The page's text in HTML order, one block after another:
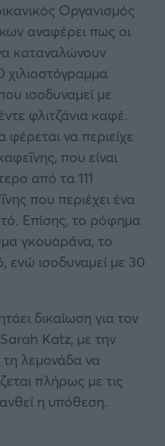
Οργανισμός
αναφέρει πως οι
καταναλώνουν
ισοδυναμεί με
φλιτζάνια καφέ.
φέρεται να περιείχε
που είναι
από τα 111
που περιέχει ένα
Επίσης, το ρόφημα
γκουαράνα, το
ενώ ισοδυναμεί με 30
δικαίωση για τον
Katz, με την
τη λεμονάδα να
πλήρως με τις
η υπόθεση.